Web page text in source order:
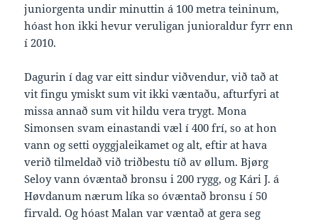
juniorgenta undir minuttin á 100 metra teininum,
hóast hon ikki hevur veruligan junioraldur fyrr enn
í 2010.
Dagurin í dag var eitt sindur viðvendur, við tað at
vit fingu ymiskt sum vit ikki væntaðu, afturfyri at
missa annað sum vit hildu vera trygt. Mona
Simonsen svam einastandi væl í 400 frí, so at hon
vann og setti oyggjaleikamet og alt, eftir at hava
verið tilmeldað við triðbestu tíð av øllum. Bjørg
Seloy vann óvæntað bronsu i 200 rygg, og Kári J. á
Høvdanum nærum líka so óvæntað bronsu í 50
firvald. Og hóast Malan var væntað at gera seg